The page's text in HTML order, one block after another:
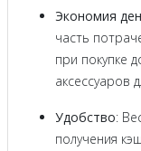
Экономия
часть
при покупке
аксессуаров
Удобство:
получения